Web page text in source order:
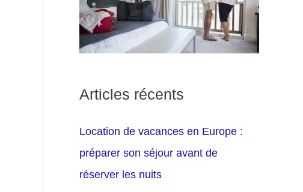
Articles récents
Location de vacances en Europe :
préparer son séjour avant de
réserver les nuits